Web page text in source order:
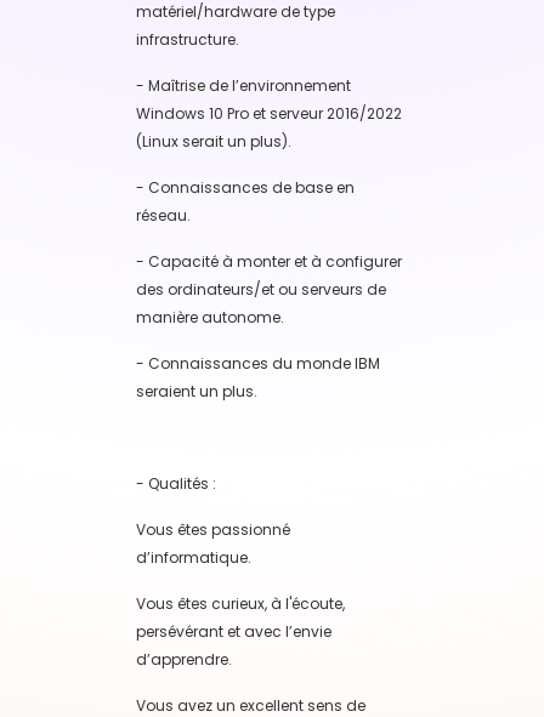
matériel/hardware de type
infrastructure.
- Maîtrise de l’environnement
Windows 10 Pro et serveur 2016/2022
(Linux serait un plus).
- Connaissances de base en
réseau.
- Capacité à monter et à configurer
des ordinateurs/et ou serveurs de
manière autonome.
- Connaissances du monde IBM
seraient un plus.
- Qualités :
Vous êtes passionné
d’informatique.
Vous êtes curieux, à l'écoute,
persévérant et avec l’envie
d’apprendre.
Vous avez un excellent sens de